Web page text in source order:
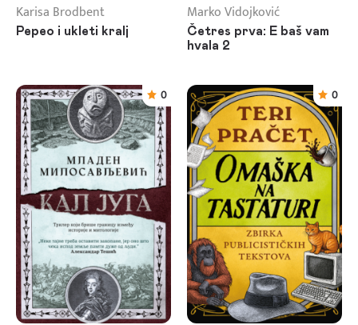
Karisa Brodbent
Pepeo i ukleti kralj
Marko Vidojković
Četres prva: E baš vam
hvala 2
0 0